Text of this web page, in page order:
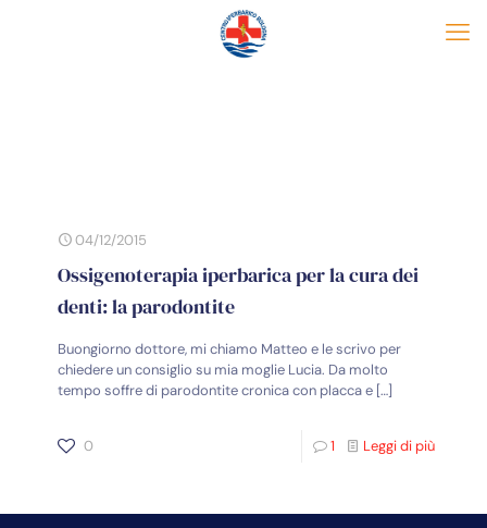
04/12/2015
Ossigenoterapia iperbarica per la cura dei
denti: la parodontite
Buongiorno dottore, mi chiamo Matteo e le scrivo per
chiedere un consiglio su mia moglie Lucia. Da molto
tempo soffre di parodontite cronica con placca e […]
0 1 Leggi di più